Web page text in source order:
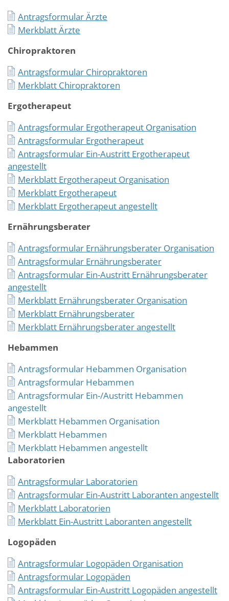
Antragsformular Ärzte
Merkblatt Ärzte
Chiropraktoren
Antragsformular Chiropraktoren
Merkblatt Chiropraktoren
Ergotherapeut
Antragsformular Ergotherapeut Organisation
Antragsformular Ergotherapeut
Antragsformular Ein-Austritt Ergotherapeut
angestellt
Merkblatt Ergotherapeut Organisation
Merkblatt Ergotherapeut
Merkblatt Ergotherapeut angestellt
Ernährungsberater
Antragsformular Ernährungsberater Organisation
Antragsformular Ernährungsberater
Antragsformular Ein-Austritt Ernährungsberater
angestellt
Merkblatt Ernährungsberater Organisation
Merkblatt Ernährungsberater
Merkblatt Ernährungsberater angestellt
Hebammen
Antragsformular Hebammen Organisation
Antragsformular Hebammen
Antragsformular Ein-/Austritt Hebammen
angestellt
Merkblatt Hebammen Organisation
Merkblatt Hebammen
Merkblatt Hebammen angestellt
Laboratorien
Antragsformular Laboratorien
Antragsformular Ein-Austritt Laboranten angestellt
Merkblatt Laboratorien
Merkblatt Ein-Austritt Laboranten angestellt
Logopäden
Antragsformular Logopäden Organisation
Antragsformular Logopäden
Antragsformular Ein-Austritt Logopäden angestellt